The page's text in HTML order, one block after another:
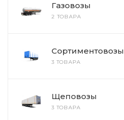
Газовозы
2 ТОВАРА
Сортиментовозы
3 ТОВАРА
Щеповозы
3 ТОВАРА